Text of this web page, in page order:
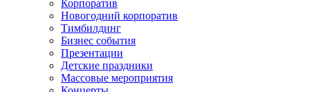
Корпоратив
Новогодний корпоратив
Тимбилдинг
Бизнес события
Презентации
Детские праздники
Массовые мероприятия